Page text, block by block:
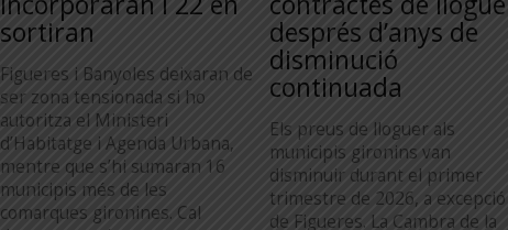
sortiran
Figueres i Banyoles deixaran de
ser zona tensionada si ho
autoritza el Ministeri
d’Habitatge i Agenda Urbana,
mentre que s’hi sumaran 16
municipis més de les
comarques gironines. Cal
després d’anys de
disminució
continuada
Els preus de lloguer als
municipis gironins van
disminuir durant el primer
trimestre de 2026, a excepció
de Figueres. La Cambra de la